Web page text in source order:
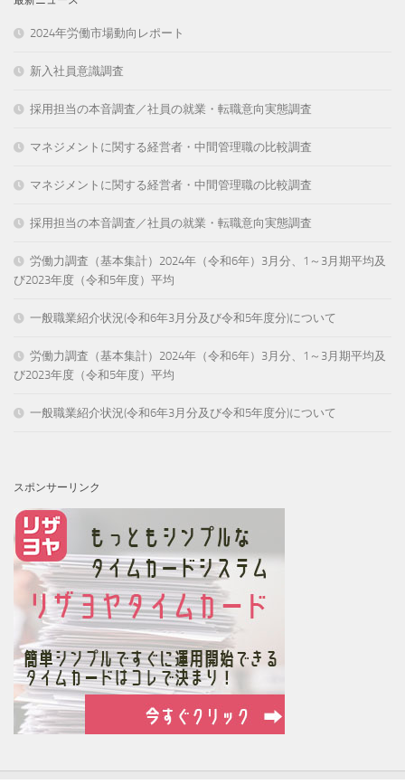
2024年労働市場動向レポート
新入社員意識調査
採用担当の本音調査／社員の就業・転職意向実態調査
マネジメントに関する経営者・中間管理職の比較調査
マネジメントに関する経営者・中間管理職の比較調査
採用担当の本音調査／社員の就業・転職意向実態調査
労働力調査（基本集計）2024年（令和6年）3月分、1～3月期平均及
び2023年度（令和5年度）平均
一般職業紹介状況(令和6年3月分及び令和5年度分)について
労働力調査（基本集計）2024年（令和6年）3月分、1～3月期平均及
び2023年度（令和5年度）平均
一般職業紹介状況(令和6年3月分及び令和5年度分)について
スポンサーリンク